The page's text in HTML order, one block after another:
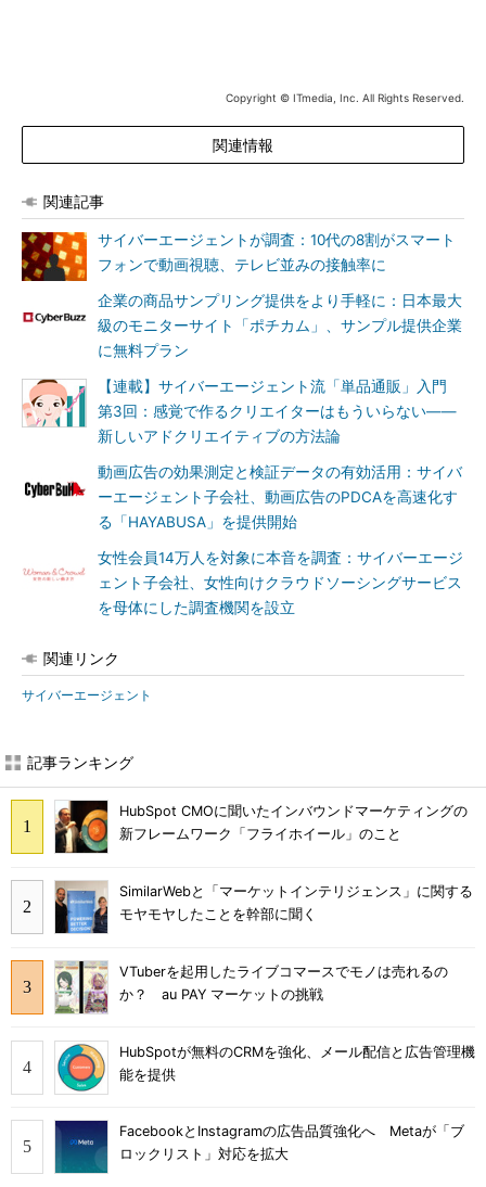
Copyright © ITmedia, Inc. All Rights Reserved.
関連情報
関連記事
サイバーエージェントが調査：10代の8割がスマート
フォンで動画視聴、テレビ並みの接触率に
企業の商品サンプリング提供をより手軽に：日本最大
級のモニターサイト「ポチカム」、サンプル提供企業
に無料プラン
【連載】サイバーエージェント流「単品通販」入門
第3回：感覚で作るクリエイターはもういらない――
新しいアドクリエイティブの方法論
動画広告の効果測定と検証データの有効活用：サイバ
ーエージェント子会社、動画広告のPDCAを高速化す
る「HAYABUSA」を提供開始
女性会員14万人を対象に本音を調査：サイバーエージ
ェント子会社、女性向けクラウドソーシングサービス
を母体にした調査機関を設立
関連リンク
サイバーエージェント
記事ランキング
HubSpot CMOに聞いたインバウンドマーケティングの
新フレームワーク「フライホイール」のこと
SimilarWebと「マーケットインテリジェンス」に関する
モヤモヤしたことを幹部に聞く
VTuberを起用したライブコマースでモノは売れるの
か？ au PAY マーケットの挑戦
HubSpotが無料のCRMを強化、メール配信と広告管理機
能を提供
FacebookとInstagramの広告品質強化へ Metaが「ブ
ロックリスト」対応を拡大